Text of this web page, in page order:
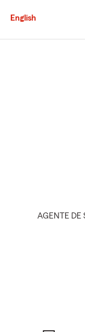
English
AGENTE DE